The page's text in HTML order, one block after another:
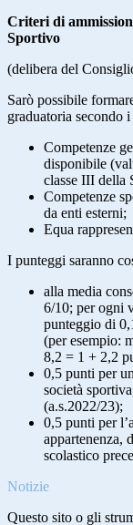
Criteri di
Sportivo
(delibera del
Sarò possibile
graduatoria secondo
Competenze
disponibile
classe III della
Competenze
da enti esterni;
Equa
I punteggi saranno
alla media
6/10; per ogni
punteggio di
(per esempio:
8,2 = 1 + 2,2
0,5 punti per
società
(a.s.2022/23);
0,5 punti per
appartenenza,
scolastico
Notizie
Questo sito o gli